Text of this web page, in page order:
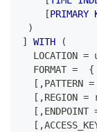
[PRIMARY
)
]
WITH
(
  LOCATION
=
  FORMAT
=
  {
[ ,PATTERN =
[ ,REGION =
[ ,ENDPOINT
[ ,